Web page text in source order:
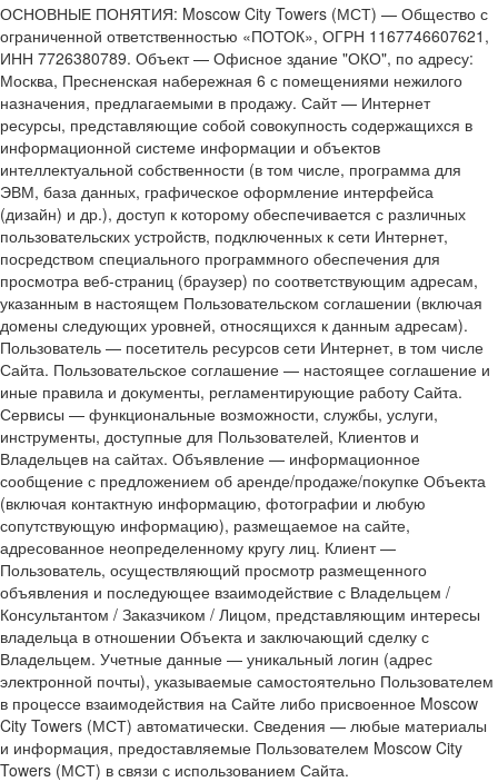
ОСНОВНЫЕ ПОНЯТИЯ: Moscow City Towers (МСТ) — Общество с
ограниченной ответственностью «ПОТОК», ОГРН 1167746607621,
ИНН 7726380789. Объект — Офисное здание "ОКО", по адресу:
Москва, Пресненская набережная 6 с помещениями нежилого
назначения, предлагаемыми в продажу. Сайт — Интернет
ресурсы, представляющие собой совокупность содержащихся в
информационной системе информации и объектов
интеллектуальной собственности (в том числе, программа для
ЭВМ, база данных, графическое оформление интерфейса
(дизайн) и др.), доступ к которому обеспечивается с различных
пользовательских устройств, подключенных к сети Интернет,
посредством специального программного обеспечения для
просмотра веб-страниц (браузер) по соответствующим адресам,
указанным в настоящем Пользовательском соглашении (включая
домены следующих уровней, относящихся к данным адресам).
Пользователь — посетитель ресурсов сети Интернет, в том числе
Сайта. Пользовательское соглашение — настоящее соглашение и
иные правила и документы, регламентирующие работу Сайта.
Сервисы — функциональные возможности, службы, услуги,
инструменты, доступные для Пользователей, Клиентов и
Владельцев на сайтах. Объявление — информационное
сообщение с предложением об аренде/продаже/покупке Объекта
(включая контактную информацию, фотографии и любую
сопутствующую информацию), размещаемое на сайте,
адресованное неопределенному кругу лиц. Клиент —
Пользователь, осуществляющий просмотр размещенного
объявления и последующее взаимодействие с Владельцем /
Консультантом / Заказчиком / Лицом, представляющим интересы
владельца в отношении Объекта и заключающий сделку с
Владельцем. Учетные данные — уникальный логин (адрес
электронной почты), указываемые самостоятельно Пользователем
в процессе взаимодействия на Сайте либо присвоенное Moscow
City Towers (МСТ) автоматически. Сведения — любые материалы
и информация, предоставляемые Пользователем Moscow City
Towers (МСТ) в связи с использованием Сайта.